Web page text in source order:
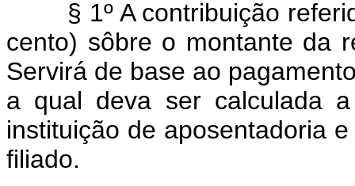
§ 1º A contribuição
cento) sôbre o montante da
Servirá de base ao
a qual deva ser calculada
instituição de aposentadoria
filiado.